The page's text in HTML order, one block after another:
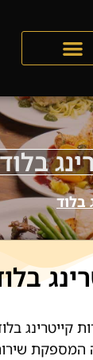
בלוד
המספקת